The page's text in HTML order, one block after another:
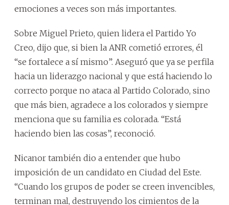
emociones a veces son más importantes.
Sobre Miguel Prieto, quien lidera el Partido Yo
Creo, dijo que, si bien la ANR cometió errores, él
“se fortalece a sí mismo”. Aseguró que ya se perfila
hacia un liderazgo nacional y que está haciendo lo
correcto porque no ataca al Partido Colorado, sino
que más bien, agradece a los colorados y siempre
menciona que su familia es colorada. “Está
haciendo bien las cosas”, reconoció.
Nicanor también dio a entender que hubo
imposición de un candidato en Ciudad del Este.
“Cuando los grupos de poder se creen invencibles,
terminan mal, destruyendo los cimientos de la